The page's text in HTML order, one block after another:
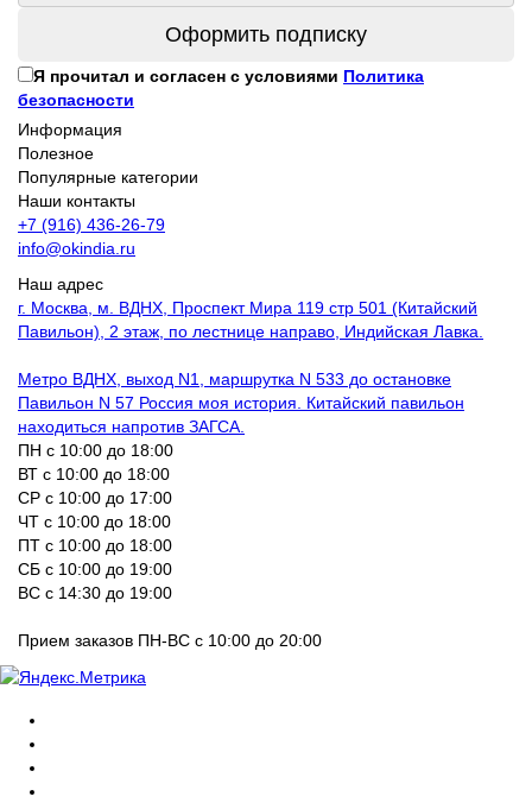
Оформить подписку
Я прочитал и согласен с условиями Политика
безопасности
Информация
Полезное
Популярные категории
Наши контакты
+7 (916) 436-26-79
info@okindia.ru
Наш адрес
г. Москва, м. ВДНХ, Проспект Мира 119 стр 501 (Китайский
Павильон), 2 этаж, по лестнице направо, Индийская Лавка.
Метро ВДНХ, выход N1, маршрутка N 533 до остановке
Павильон N 57 Россия моя история. Китайский павильон
находиться напротив ЗАГСА.
ПН с 10:00 до 18:00
ВТ с 10:00 до 18:00
СР с 10:00 до 17:00
ЧТ с 10:00 до 18:00
ПТ с 10:00 до 18:00
СБ с 10:00 до 19:00
ВС с 14:30 до 19:00
Прием заказов ПН-ВС с 10:00 до 20:00